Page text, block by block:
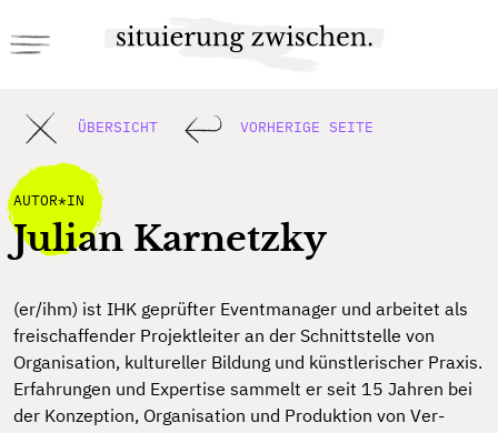
ÜBERSICHT VORHERIGE SEITE
AUTOR*IN
Julian Karnetzky
(er/ihm) ist IHK geprüfter Eventmanager und arbeitet als
freischaffender Projektleiter an der Schnittstelle von
Organisation, kultureller Bildung und künstlerischer Praxis.
Erfahrungen und Expertise sammelt er seit 15 Jahren bei
der Konzeption, Organisation und Produktion von Ver-